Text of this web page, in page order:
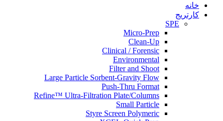
خانه
کارتریج
SPE
Micro-Prep
Clean-Up
Clinical / Forensic
Environmental
Filter and Shoot
Large Particle Sorbent-Gravity Flow
Push-Thru Format
Refine™ Ultra-Filtration Plate/Columns
Small Particle
Styre Screen Polymeric